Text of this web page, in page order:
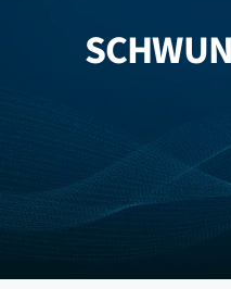
BPW MARKEN
STANDORTE